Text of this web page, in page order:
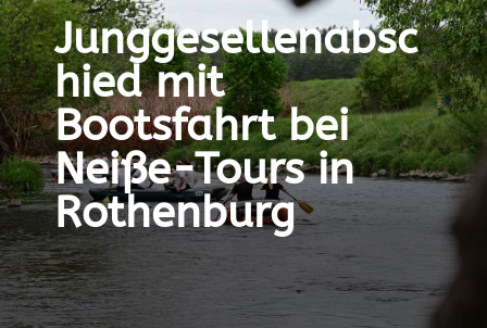
Junggesellenabsc
hied mit
Bootsfahrt bei
Neiße-Tours in
Rothenburg